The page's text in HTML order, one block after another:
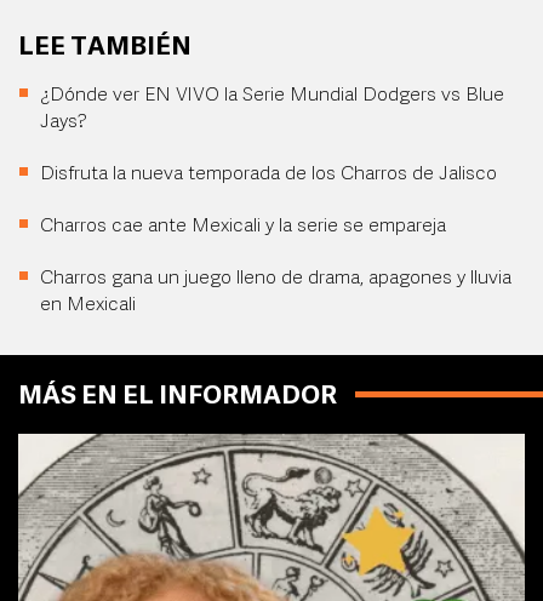
LEE TAMBIÉN
¿Dónde ver EN VIVO la Serie Mundial Dodgers vs Blue
Jays?
Disfruta la nueva temporada de los Charros de Jalisco
Charros cae ante Mexicali y la serie se empareja
Charros gana un juego lleno de drama, apagones y lluvia
en Mexicali
MÁS EN EL INFORMADOR